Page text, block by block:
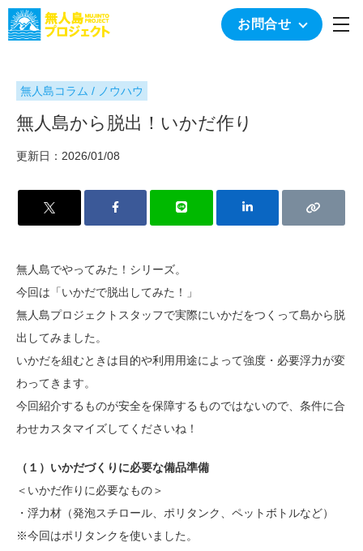
お問合せ
無人島コラム / ノウハウ
無人島から脱出！いかだ作り
更新日：2026/01/08
無人島でやってみた！シリーズ。
今回は「いかだで脱出してみた！」
無人島プロジェクトスタッフで実際にいかだをつくって島から脱
出してみました。
いかだを組むときは目的や利用用途によって強度・必要浮力が変
わってきます。
今回紹介するものが安全を保障するものではないので、条件に合
わせカスタマイズしてくださいね！
（１）いかだづくりに必要な備品準備
＜いかだ作りに必要なもの＞
・浮力材（発泡スチロール、ポリタンク、ペットボトルなど）
※今回はポリタンクを使いました。